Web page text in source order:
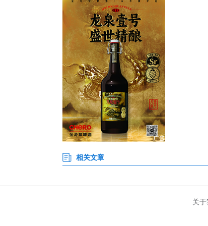
容，着力打造可复制、可推